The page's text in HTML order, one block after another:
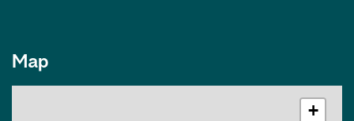
Map
+